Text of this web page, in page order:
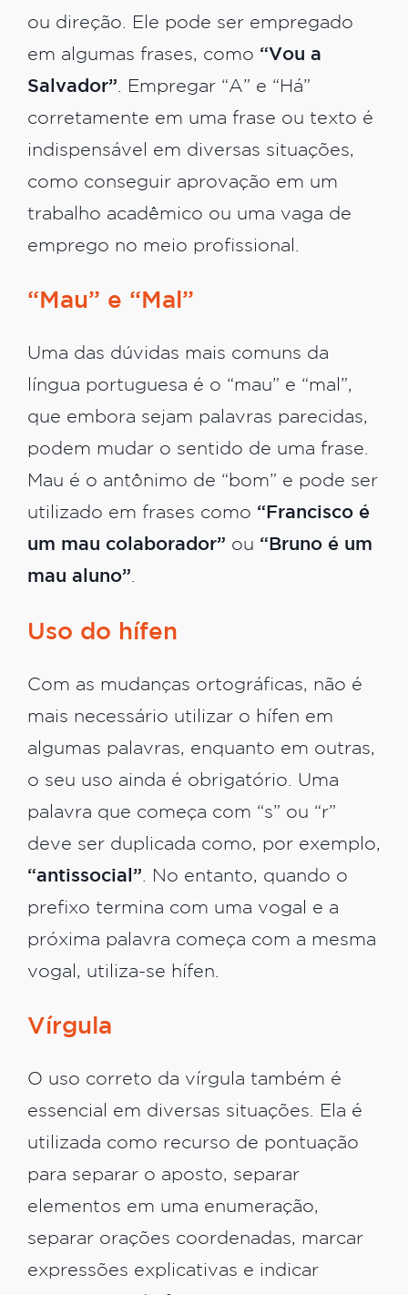
ou direção. Ele pode ser empregado
em algumas frases, como “Vou a
Salvador” . Empregar “A” e “Há”
corretamente em uma frase ou texto é
indispensável em diversas situações,
como conseguir aprovação em um
trabalho acadêmico ou uma vaga de
emprego no meio profissional.
“Mau” e “Mal”
Uma das dúvidas mais comuns da
língua portuguesa é o “mau” e “mal”,
que embora sejam palavras parecidas,
podem mudar o sentido de uma frase.
Mau é o antônimo de “bom” e pode ser
utilizado em frases como “Francisco é
um mau colaborador” ou “Bruno é um
mau aluno”
Uso do hífen
Com as mudanças ortográficas, não é
mais necessário utilizar o hífen em
algumas palavras, enquanto em outras,
o seu uso ainda é obrigatório. Uma
palavra que começa com “s” ou “r”
deve ser duplicada como, por exemplo,
“antissocial” . No entanto, quando o
prefixo termina com uma vogal e a
próxima palavra começa com a mesma
vogal, utiliza-se hífen.
Vírgula
O uso correto da vírgula também é
essencial em diversas situações. Ela é
utilizada como recurso de pontuação
para separar o aposto, separar
elementos em uma enumeração,
separar orações coordenadas, marcar
expressões explicativas e indicar